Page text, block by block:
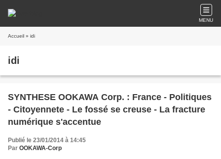
MENU
Accueil » idi
idi
SYNTHESE OOKAWA Corp. : France - Politiques
- Citoyennete - Le fossé se creuse - La fracture
numérique s'accentue
Publié le 23/01/2014 à 14:45
Par OOKAWA-Corp